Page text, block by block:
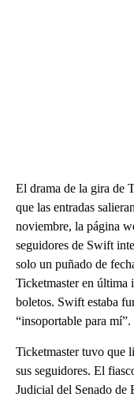
El drama de la gira de
que las entradas
noviembre, la página
seguidores de Swift
solo un puñado de
Ticketmaster en última
boletos. Swift estaba
“insoportable para mí”.
Ticketmaster tuvo que
sus seguidores. El
Judicial del Senado de